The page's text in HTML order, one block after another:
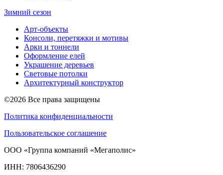
Зимний сезон
Арт-объекты
Консоли, перетяжки и мотивы
Арки и тоннели
Оформление елей
Украшение деревьев
Световые потолки
Архитектурный конструктор
©2026 Все права защищены
Политика конфиденциальности
Пользовательское соглашение
ООО «Группа компаний «Мегаполис»
ИНН: 7806436290